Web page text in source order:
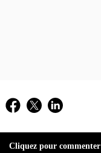
Facebook
TwitterLinkedIn
Cliquez pour commenter